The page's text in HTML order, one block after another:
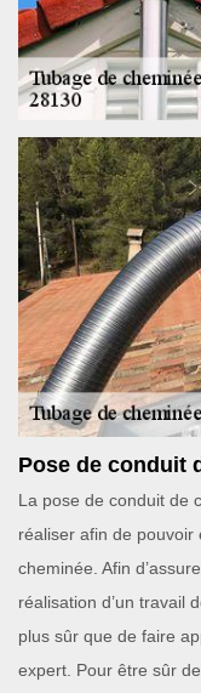
Pose de conduit
La pose de conduit de
réaliser afin de pouvoir
cheminée. Afin
réalisation d’un travail
plus sûr que de faire
expert. Pour être sûr